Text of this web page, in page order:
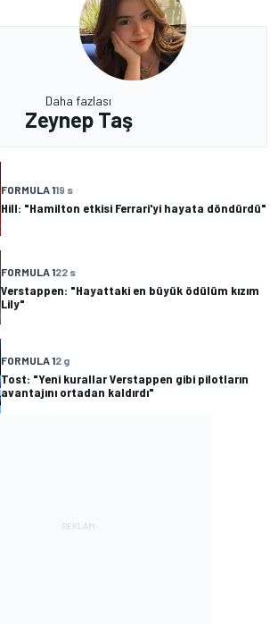
Daha fazlası
Zeynep Taş
FORMULA 119 s
Hill: "Hamilton etkisi Ferrari'yi hayata döndürdü"
FORMULA 122 s
Verstappen: "Hayattaki en büyük ödülüm kızım
Lily"
FORMULA 12 g
Tost: "Yeni kurallar Verstappen gibi pilotların
avantajını ortadan kaldırdı"